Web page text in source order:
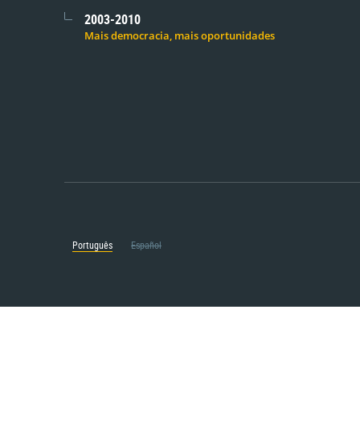
2003-2010
Mais democracia, mais oportunidades
Português Español